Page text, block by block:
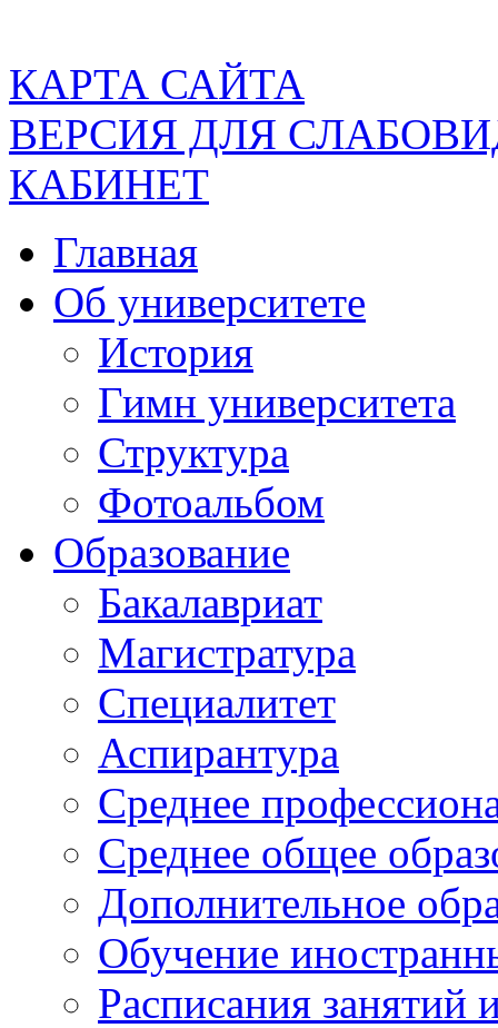
КАРТА САЙТА
ВЕРСИЯ ДЛЯ
КАБИНЕТ
Главная
Об университете
История
Гимн университета
Структура
Фотоальбом
Образование
Бакалавриат
Магистратура
Специалитет
Аспирантура
Среднее
Среднее общее
Дополнительное
Обучение
Расписания занятий